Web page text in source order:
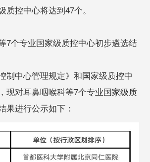
质控中心将达到47个。
7个专业国家级质控中心初步遴选结
制中心管理规定》和国家级质控中
现对耳鼻咽喉科等7个专业国家级质
果进行公示如下：